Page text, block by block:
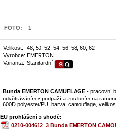
FOTO: 1
Velikost:
48, 50, 52, 54, 56, 58, 60, 62
Výrobce: EMERTON
Varianta: Standardní
Bunda EMERTON CAMUFLAGE - pracovní
odvětráváním v podpaží a zesílením na
600D polyester/PU, barva: camouflage,
EU prohlášení o shodě:
0210-004612_3 Bunda EMERTON